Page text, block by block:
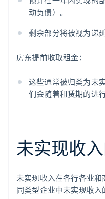
动负债）。
剩余部分将被视为递
房东提前收取租金：
这些通常被归类为未
们会随着租赁期的进
未实现收
未实现收入在各行各业
同类型企业中未实现收入